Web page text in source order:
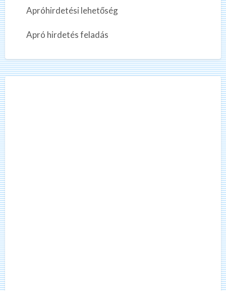
z
e
t
ő
m
u
n
k
a
Apróhirdetési lehetőség
Apró hirdetés feladás